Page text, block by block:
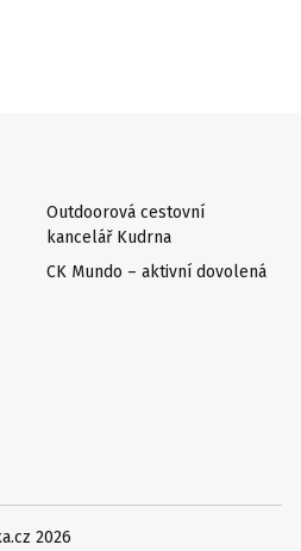
Outdoorová cestovní
kancelář Kudrna
CK Mundo – aktivní dovolená
2026